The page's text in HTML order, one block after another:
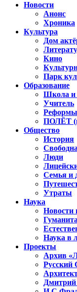
Новости
Анонс
Хроника
Культура
Дом
Кино
Парк
Образование
Школа и
Учитель
Реформы
ПОЛЁТ
Общество
История
Люди
Семья и
Утраты
Наука
Новости
Наука в
Проекты
Архив
Русский